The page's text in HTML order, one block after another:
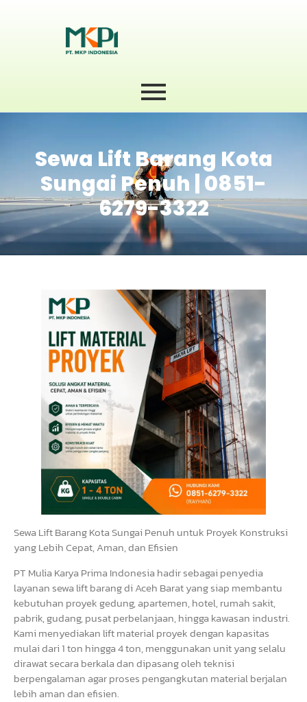
Sewa Lift Barang Kota
Sungai Penuh | 0851-
6279-3322
Sewa Lift Barang Kota Sungai Penuh untuk Proyek Konstruksi
yang Lebih Cepat, Aman, dan Efisien
PT Mulia Karya Prima Indonesia hadir sebagai penyedia
layanan sewa lift barang di Aceh Barat yang siap membantu
kebutuhan proyek gedung, apartemen, hotel, rumah sakit,
pabrik, gudang, pusat perbelanjaan, hingga kawasan industri.
Kami menyediakan lift material proyek dengan kapasitas
mulai dari 1 ton hingga 4 ton, menggunakan unit yang selalu
dirawat secara berkala dan dipasang oleh teknisi
berpengalaman agar proses pengangkutan material berjalan
lebih aman dan efisien.